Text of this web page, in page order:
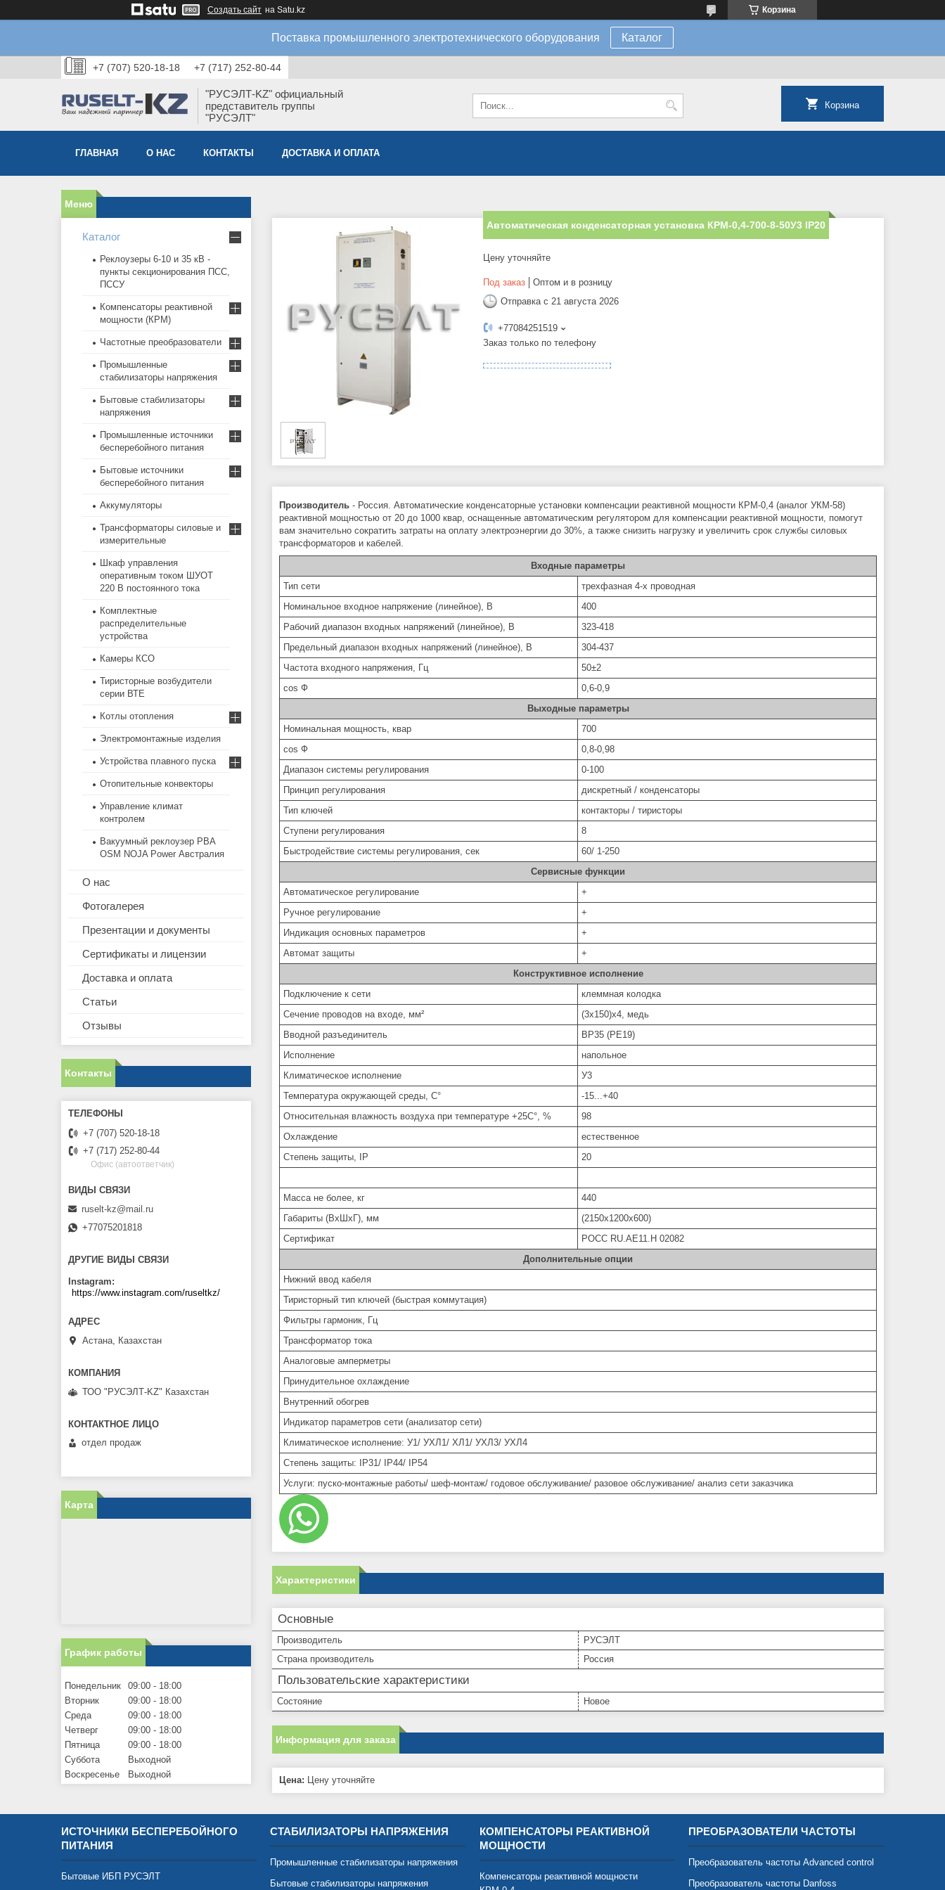
Создать сайт на Satu.kz Корзина
Поставка промышленного электротехнического оборудования Каталог
+7 (707) 520-18-18 +7 (717) 252-80-44
"РУСЭЛТ-KZ" официальный
представитель группы
"РУСЭЛТ"
Корзина
ГЛАВНАЯ О НАС КОНТАКТЫ ДОСТАВКА И ОПЛАТА
Автоматическая конденсаторная установка КРМ-0,4-700-8-50У3 IP20
Цену уточняйте
Под заказ
Оптом и в розницу
Отправка с 21 августа 2026
+77084251519
Заказ только по телефону
Производитель - Россия. Автоматические конденсаторные установки компенсации реактивной мощности КРМ-0,4 (аналог УКМ-58)
реактивной мощностью от 20 до 1000 квар, оснащенные автоматическим регулятором для компенсации реактивной мощности, помогут
вам значительно сократить затраты на оплату электроэнергии до 30%, а также снизить нагрузку и увеличить срок службы силовых
трансформаторов и кабелей.
Входные параметры
Тип сети
трехфазная 4-х проводная
Номинальное входное напряжение (линейное), В
400
Рабочий диапазон входных напряжений (линейное), В
323-418
Предельный диапазон входных напряжений (линейное), В
304-437
Частота входного напряжения, Гц
50±2
cos Ф
0,6-0,9
Выходные параметры
Номинальная мощность, квар
700
cos Ф
0,8-0,98
Диапазон системы регулирования
0-100
Принцип регулирования
дискретный / конденсаторы
Тип ключей
контакторы / тиристоры
Ступени регулирования
8
Быстродействие системы регулирования, сек
60/ 1-250
Сервисные функции
Автоматическое регулирование
+
Ручное регулирование
+
Индикация основных параметров
+
Автомат защиты
+
Конструктивное исполнение
Подключение к сети
клеммная колодка
Сечение проводов на входе, мм²
(3х150)х4, медь
Вводной разъединитель
ВР35 (РЕ19)
Исполнение
напольное
Климатическое исполнение
У3
Температура окружающей среды, С°
-15...+40
Относительная влажность воздуха при температуре +25С°, %
98
Охлаждение
естественное
Степень защиты, IP
20
Масса не более, кг
440
Габариты (ВхШхГ), мм
(2150х1200х600)
Сертификат
РОСС RU.AE11.H 02082
Дополнительные опции
Нижний ввод кабеля
Тиристорный тип ключей (быстрая коммутация)
Фильтры гармоник, Гц
Трансформатор тока
Аналоговые амперметры
Принудительное охлаждение
Внутренний обогрев
Индикатор параметров сети (анализатор сети)
Климатическое исполнение: У1/ УХЛ1/ ХЛ1/ УХЛ3/ УХЛ4
Степень защиты: IP31/ IP44/ IP54
Услуги: пуско-монтажные работы/ шеф-монтаж/ годовое обслуживание/ разовое обслуживание/ анализ сети заказчика
Характеристики
Основные
Производитель
РУСЭЛТ
Страна производитель
Россия
Пользовательские характеристики
Состояние Новое
Информация для заказа
Цена: Цену уточняйте
Каталог
Реклоузеры 6-10 и 35 кВ -
пункты секционирования ПСС,
ПССУ
Компенсаторы реактивной
мощности (КРМ)
Частотные преобразователи
Промышленные
стабилизаторы напряжения
Бытовые стабилизаторы
напряжения
Промышленные источники
бесперебойного питания
Бытовые источники
бесперебойного питания
Аккумуляторы
Трансформаторы силовые и
измерительные
Шкаф управления
оперативным током ШУОТ
220 В постоянного тока
Комплектные
распределительные
устройства
Камеры КСО
Тиристорные возбудители
серии ВТЕ
Котлы отопления
Электромонтажные изделия
Устройства плавного пуска
Отопительные конвекторы
Управление климат
контролем
Вакуумный реклоузер РВА
OSM NOJA Power Австралия
О нас
Фотогалерея
Презентации и документы
Сертификаты и лицензии
Доставка и оплата
Статьи
Отзывы
Контакты
+7 (707) 520-18-18
+7 (717) 252-80-44
Офис (автоответчик)
ruselt-kz@mail.ru
+77075201818
ДРУГИЕ ВИДЫ СВЯЗИ
Instagram
https://www.instagram.com/ruseltkz/
Астана, Казахстан
ТОО "РУСЭЛТ-KZ" Казахстан
отдел продаж
Карта
График работы
Понедельник 09:00
18:00
Вторник
09:00
18:00
Среда
09:00
18:00
Четверг
09:00
18:00
Пятница
09:00
18:00
Суббота
Выходной
Воскресенье
Выходной
ИСТОЧНИКИ БЕСПЕРЕБОЙНОГО
ПИТАНИЯ
Бытовые ИБП РУСЭЛТ
СТАБИЛИЗАТОРЫ НАПРЯЖЕНИЯ
Промышленные стабилизаторы напряжения
Бытовые стабилизаторы напряжения
КОМПЕНСАТОРЫ РЕАКТИВНОЙ
МОЩНОСТИ
Компенсаторы реактивной мощности
ПРЕОБРАЗОВАТЕЛИ ЧАСТОТЫ
Преобразователь частоты Advanced control
Преобразователь частоты Danfoss